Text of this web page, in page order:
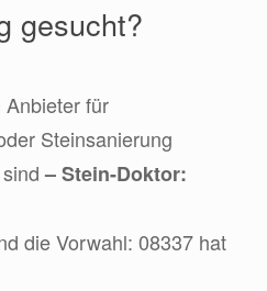
gesucht?
für
Steinsanierung
sind– Stein-Doktor:
die Vorwahl: 08337 hat